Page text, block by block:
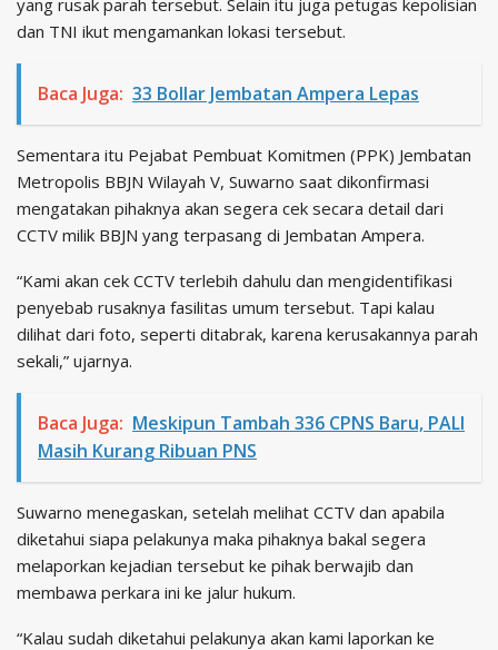
dan TNI ikut mengamankan lokasi tersebut.
Baca Juga: 33 Bollar Jembatan Ampera Lepas
Sementara itu Pejabat Pembuat Komitmen (PPK) Jembatan
Metropolis BBJN Wilayah V, Suwarno saat dikonfirmasi
mengatakan pihaknya akan segera cek secara detail dari
CCTV milik BBJN yang terpasang di Jembatan Ampera.
“Kami akan cek CCTV terlebih dahulu dan mengidentifikasi
penyebab rusaknya fasilitas umum tersebut. Tapi kalau
dilihat dari foto, seperti ditabrak, karena kerusakannya parah
sekali,” ujarnya.
Baca Juga: Meskipun Tambah 336 CPNS Baru, PALI
Masih Kurang Ribuan PNS
Suwarno menegaskan, setelah melihat CCTV dan apabila
diketahui siapa pelakunya maka pihaknya bakal segera
melaporkan kejadian tersebut ke pihak berwajib dan
membawa perkara ini ke jalur hukum.
“Kalau sudah diketahui pelakunya akan kami laporkan ke